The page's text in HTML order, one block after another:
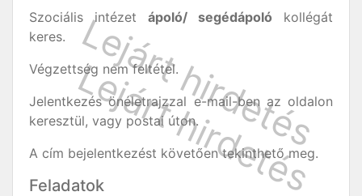
Szociális intézet ápoló/ segédápoló kollégát
keres.
Végzettség nem feltétel.
Jelentkezés önéletrajzzal e-mail-ben az oldalon
keresztül, vagy postai úton.
A cím bejelentkezést követően tekinthető meg.
Feladatok